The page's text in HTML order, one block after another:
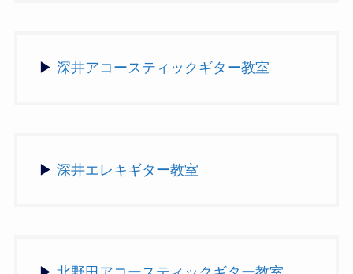
▶ 深井アコースティックギター教室
▶ 深井エレキギター教室